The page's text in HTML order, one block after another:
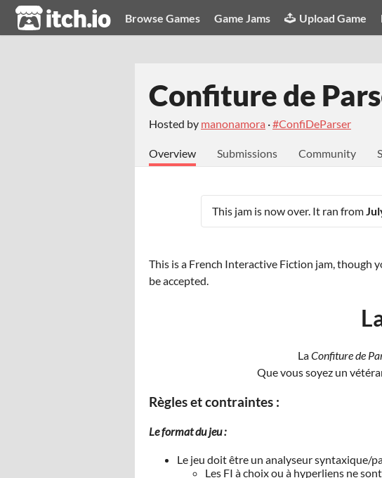
itch.io Browse Games Game Jams Upload Game
Confiture de
Hosted by manonamora ·#ConfiDeParser
Overview Submissions Community
This jam is now over. It ran from
This is a French Interactive Fiction jam, though
be accepted.
LaConfiture de
Que vous soyez un
Règles et contraintes :
Le format du jeu :
Le jeu doit être un analyseur syntaxique/
Les FI à choix ou à hyperliens ne